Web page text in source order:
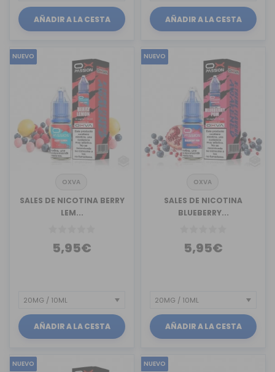
AÑADIR A LA CESTA AÑADIR A LA CESTA
NUEVO
OXVA
SALES DE NICOTINA BERRY
LEM...
5,95€
AÑADIR A LA CESTA
NUEVO
OXVA
SALES DE NICOTINA
BLUEBERRY...
5,95€
AÑADIR A LA CESTA
NUEVO NUEVO